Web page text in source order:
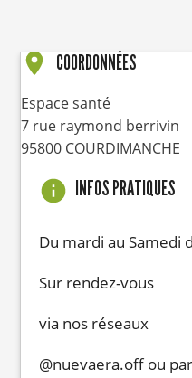
COORDONNÉES
Espace santé
7 rue raymond berrivin
95800 COURDIMANCHE
INFOS PRATIQUES
Du mardi au Samedi
Sur rendez-vous
via nos réseaux
@nuevaera.off ou